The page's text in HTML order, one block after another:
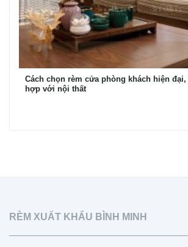
Cách chọn rèm cửa phòng khách hiện
hợp với nội thất
RÈM XUẤT KHẨU BÌNH MINH